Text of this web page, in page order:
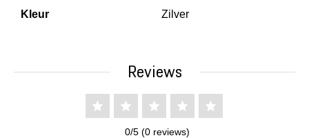
Kleur Zilver
Reviews
0/5 (0 reviews)